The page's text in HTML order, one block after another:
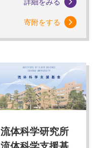
詳細をみる
寄附をする
流体科学研究所
流体科学支援基